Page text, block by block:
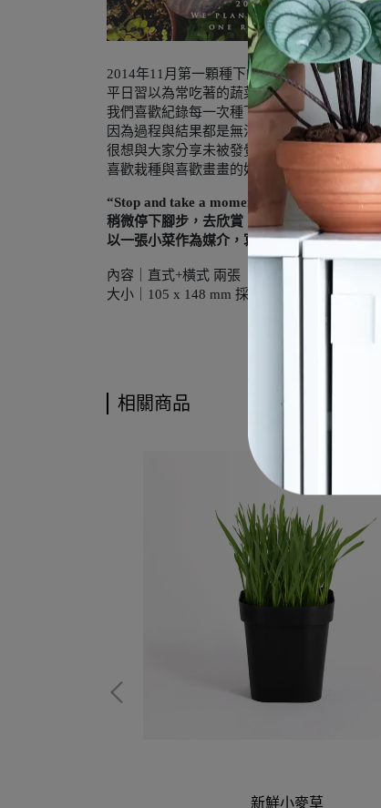
2014年11月第一顆種下的紫色高麗菜。
平日習以為常吃著的蔬菜，採收前的美麗不
我們喜歡紀錄每一次種下的菜，
因為過程與結果都是無法被複製。
很想與大家分享未被發覺的美，
喜歡栽種與喜歡畫畫的好朋友，一起完成了我
“Stop and take a moment to admire all the
稍微停下腳步，去欣賞、感謝那些 ＿ 每天覺
以一張小菜作為媒介，寫些話給心裡惦記的
內容｜直式+橫式 兩張
大小｜105 x 148 mm 採用 350 磅頂級象牙卡
相關商品
新鮮小麥草